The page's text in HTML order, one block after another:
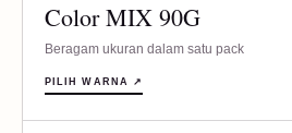
Color MIX 90G
Beragam ukuran dalam satu pack
PILIH WARNA ↗